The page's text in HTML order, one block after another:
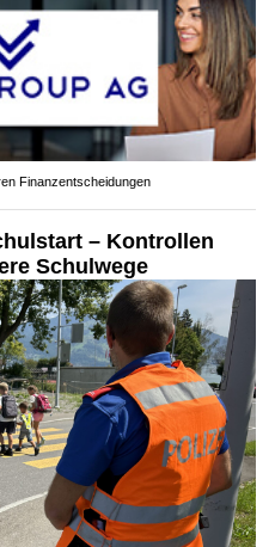
Finanzentscheidungen
– Kontrollen
Schulwege